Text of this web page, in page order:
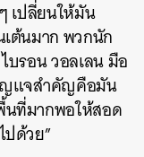
เปลี่ยนให้มัน
ต้นมาก พวกนัก
บรอน วอลเลน มือ
ญแจสำคัญคือมัน
นที่มากพอให้สอด
ด้วย”